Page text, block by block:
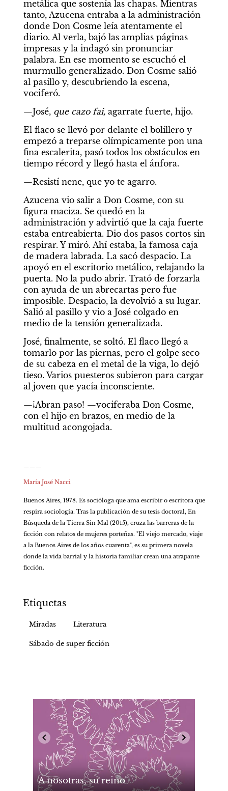
metálica que sostenía las chapas. Mientras
tanto, Azucena entraba a la administración
donde Don Cosme leía atentamente el
diario. Al verla, bajó las amplias páginas
impresas y la indagó sin pronunciar
palabra. En ese momento se escuchó el
murmullo generalizado. Don Cosme salió
al pasillo y, descubriendo la escena,
vociferó.
—José, que cazo fai, agarrate fuerte, hijo.
El flaco se llevó por delante el bolillero y
empezó a treparse olímpicamente pon una
fina escalerita, pasó todos los obstáculos en
tiempo récord y llegó hasta el ánfora.
—Resistí nene, que yo te agarro.
Azucena vio salir a Don Cosme, con su
figura maciza. Se quedó en la
administración y advirtió que la caja fuerte
estaba entreabierta. Dio dos pasos cortos sin
respirar. Y miró. Ahí estaba, la famosa caja
de madera labrada. La sacó despacio. La
apoyó en el escritorio metálico, relajando la
puerta. No la pudo abrir. Trató de forzarla
con ayuda de un abrecartas pero fue
imposible. Despacio, la devolvió a su lugar.
Salió al pasillo y vio a José colgado en
medio de la tensión generalizada.
José, finalmente, se soltó. El flaco llegó a
tomarlo por las piernas, pero el golpe seco
de su cabeza en el metal de la viga, lo dejó
tieso. Varios puesteros subieron para cargar
al joven que yacía inconsciente.
—¡Abran paso! —vociferaba Don Cosme,
con el hijo en brazos, en medio de la
multitud acongojada.
María José Nacci
Buenos Aires, 1978. Es socióloga que ama escribir o escritora que
respira sociología. Tras la publicación de su tesis doctoral, En
Búsqueda de la Tierra Sin Mal (2015), cruza las barreras de la
ficción con relatos de mujeres porteñas. "El viejo mercado, viaje
a la Buenos Aires de los años cuarenta", es su primera novela
donde la vida barrial y la historia familiar crean una atrapante
ficción.
Etiquetas
Miradas Literatura
Sábado de super ficción
A nosotras, su reino